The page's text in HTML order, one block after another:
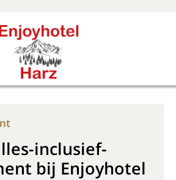
+31 (0) 20 225 48 80
inclusief-
bij Enjoyhotel